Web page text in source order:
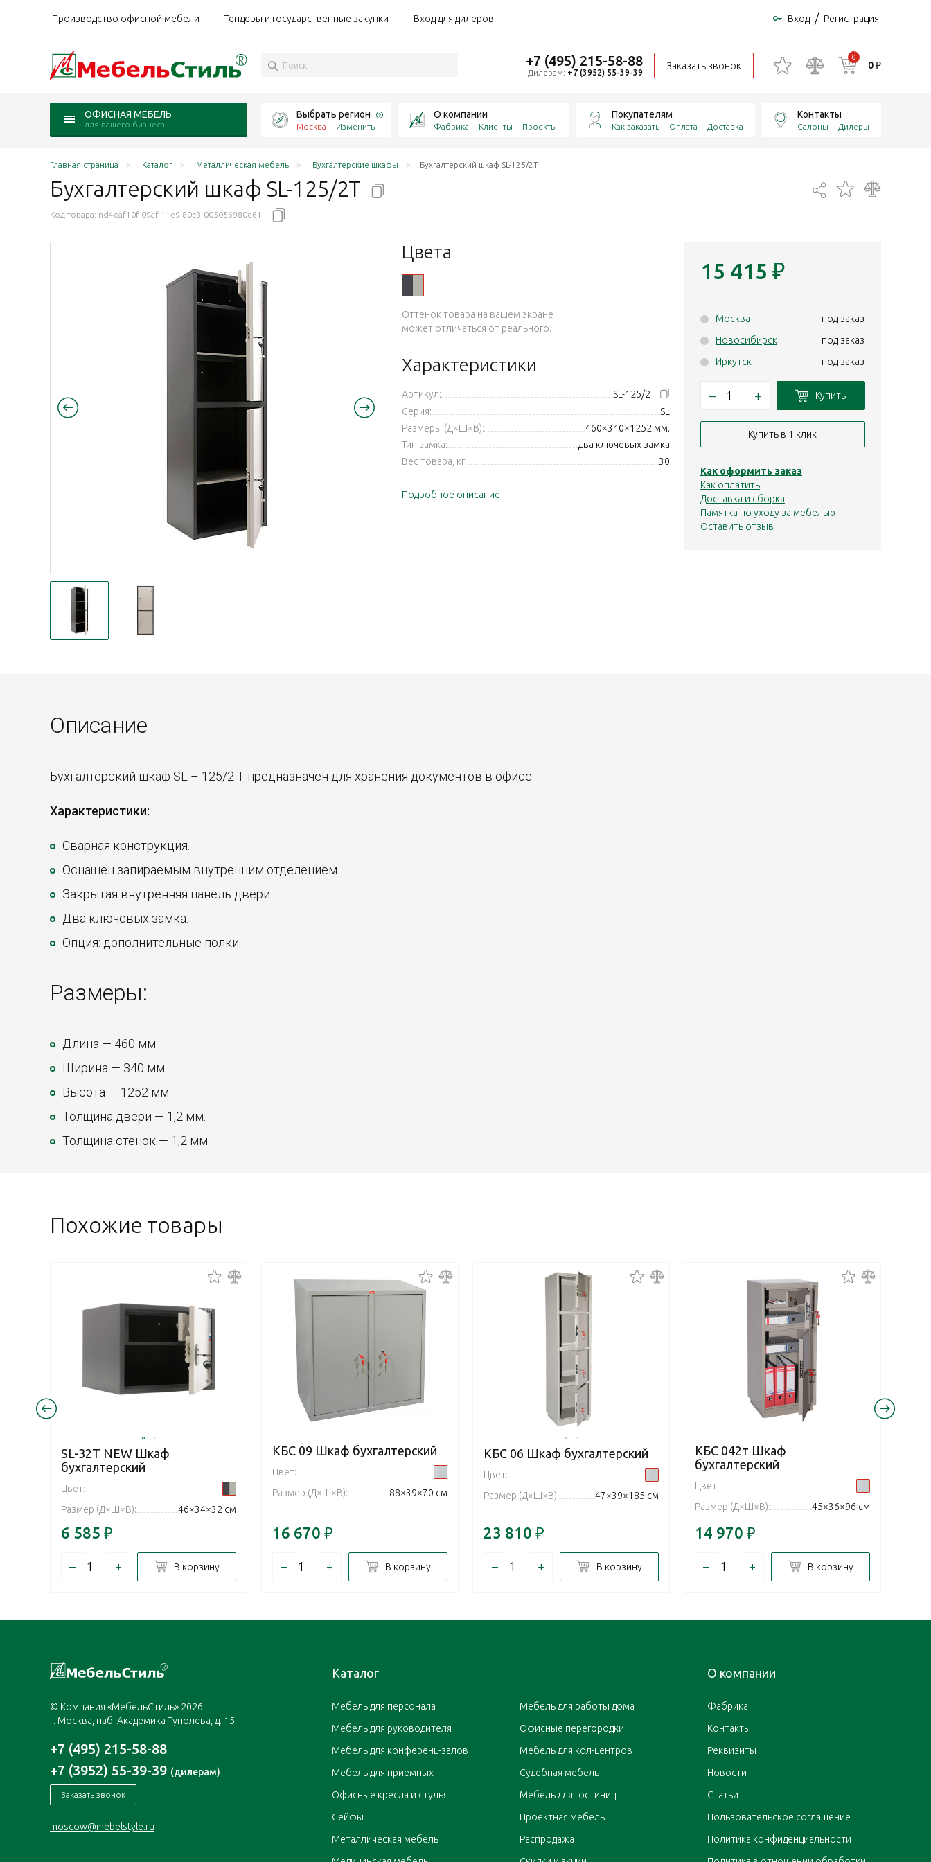
Производство офисной мебели Тендеры и государственные закупки Вход для дилеров Вход / Регистрация
+7 (495) 215-58-88
Дилерам: +7 (3952) 55-39-39
Заказать звонок
0
0 ₽
ОФИСНАЯ МЕБЕЛЬ
для вашего бизнеса
Выбрать регион
Москва Изменить
О компании
Фабрика Клиенты Проекты
Покупателям
Как заказать Оплата Доставка
Контакты
Салоны Дилеры
Главная страница Каталог Металлическая мебель Бухгалтерские шкафы Бухгалтерский шкаф SL-125/2T
Бухгалтерский шкаф SL-125/2T
Код товара: nd4eaf10f-09af-11e9-80e3-005056980e61
Цвета
Оттенок товара на вашем экране
может отличаться от реального.
Характеристики
Артикул:
SL-125/2T
Серия:
SL
Размеры (Д×Ш×В):
460×340×1252 мм.
Тип замка:
два ключевых замка
Вес товара, кг:
30
Подробное описание
15 415 ₽
Москва
под заказ
Новосибирск
под заказ
Иркутск
под заказ
– + Купить
Купить в 1 клик
Как оформить заказ
Как оплатить
Доставка и сборка
Памятка по уходу за мебелью
Оставить отзыв
Описание
Бухгалтерский шкаф SL – 125/2 T предназначен для хранения документов в офисе.
Характеристики:
Сварная конструкция.
Оснащен запираемым внутренним отделением.
Закрытая внутренняя панель двери.
Два ключевых замка.
Опция: дополнительные полки.
Размеры:
Длина — 460 мм.
Ширина — 340 мм.
Высота — 1252 мм.
Толщина двери — 1,2 мм.
Толщина стенок — 1,2 мм.
Похожие товары
SL-32Т NEW Шкаф
бухгалтерский
Цвет:
Размер (Д×Ш×В):
46×34×32 см
6 585 ₽
– + В корзину
КБС 09 Шкаф бухгалтерский
Цвет:
Размер (Д×Ш×В):
88×39×70 см
16 670 ₽
– + В корзину
КБС 06 Шкаф бухгалтерский
Цвет:
Размер (Д×Ш×В):
47×39×185 см
23 810 ₽
– + В корзину
КБС 042т Шкаф
бухгалтерский
Цвет:
Размер (Д×Ш×В):
45×36×96 см
14 970 ₽
– + В корзину
© Компания «МебельСтиль» 2026
г. Москва, наб. Академика Туполева, д. 15
+7 (495) 215-58-88
+7 (3952) 55-39-39 (дилерам)
Заказать звонок
moscow@mebelstyle.ru
Каталог
Мебель для персонала
Мебель для руководителя
Мебель для конференц-залов
Мебель для приемных
Офисные кресла и стулья
Сейфы
Металлическая мебель
Мебель для работы дома
Офисные перегородки
Мебель для кол-центров
Судебная мебель
Мебель для гостиниц
Проектная мебель
Распродажа
О компании
Фабрика
Контакты
Реквизиты
Новости
Статьи
Пользовательское соглашение
Политика конфиденциальности